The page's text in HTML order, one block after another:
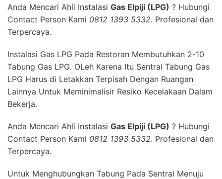
Anda Mencari Ahli Instalasi Gas Elpiji (LPG) ? Hubungi
Contact Person Kami 0812 1393 5332. Profesional dan
Terpercaya.
Instalasi Gas LPG Pada Restoran Membutuhkan 2-10
Tabung Gas LPG. OLeh Karena Itu Sentral Tabung Gas
LPG Harus di Letakkan Terpisah Dengan Ruangan
Lainnya Untuk Meminimalisir Resiko Kecelakaan Dalam
Bekerja.
Anda Mencari Ahli Instalasi Gas Elpiji (LPG) ? Hubungi
Contact Person Kami 0812 1393 5332. Profesional dan
Terpercaya.
Untuk Menghubungkan Tabung Pada Sentral Menuju